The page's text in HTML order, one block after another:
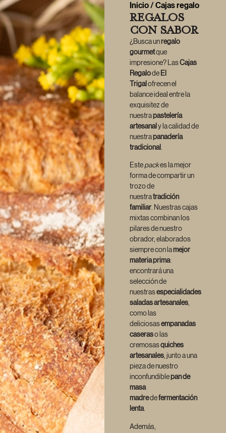
Inicio/ Cajas regalo
REGALOS
CON SABOR
¿Busca un regalo
gourmetque
impresione? LasCajas
Regalode El
Trigal ofrecen el
balance ideal entre la
exquisitez de
nuestra pastelería
artesanal y la calidad de
nuestra panadería
tradicional.
Este packes la mejor
forma de compartir un
trozo de
nuestratradición
familiar. Nuestras cajas
mixtas combinan los
pilares de nuestro
obrador, elaborados
siempre con la mejor
materia prima:
encontrará una
selección de
nuestrasespecialidades
saladas artesanales,
como las
deliciosasempanadas
caseraso las
cremosasquiches
artesanales, junto a una
pieza de nuestro
inconfundible pan de
masa
madredefermentación
lenta.
Además,